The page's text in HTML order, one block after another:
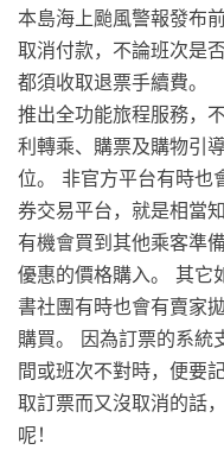
本島海上颱風警報發布
取消付款，不論班次是
都須收取退票手續費。
推出全功能旅程服務，
利轉乘、購票及購物引
位。 非官方平台有時也
券交易平台，就是相當
有機會買到其他乘客準
優惠的價格購入。 其它
書社團有時也會有賣家
購買。 因為訂票的系統
間或班次不對時，便要
取訂票而又沒取消的話
呢！